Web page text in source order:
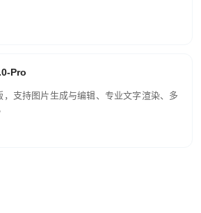
Pro
支持图片生成与编辑、专业文字渲染、多